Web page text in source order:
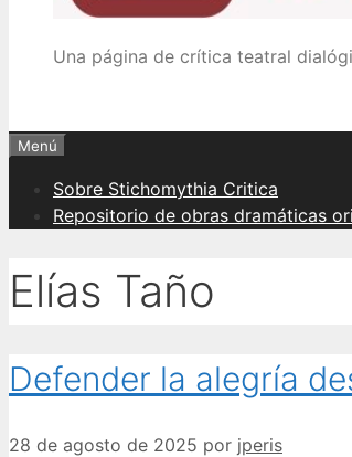
Una página de crítica teatral
Menú
Sobre Stichomythia Critica
Repositorio de obras dramáticas
Elías Taño
Defender la alegría
28 de agosto de 2025 por jperis